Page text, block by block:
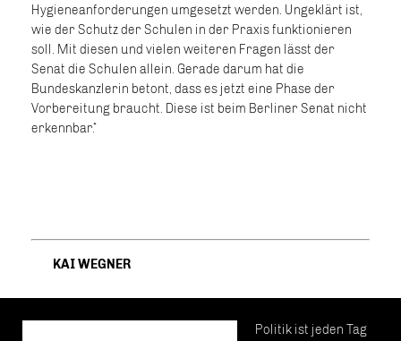
Hygieneanforderungen umgesetzt werden. Ungeklärt ist,
wie der Schutz der Schulen in der Praxis funktionieren
soll. Mit diesen und vielen weiteren Fragen lässt der
Senat die Schulen allein. Gerade darum hat die
Bundeskanzlerin betont, dass es jetzt eine Phase der
Vorbereitung braucht. Diese ist beim Berliner Senat nicht
erkennbar.“
KAI WEGNER
Politik ist jeden Tag